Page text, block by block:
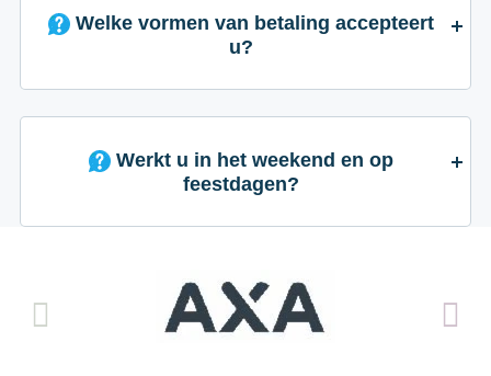
Welke vormen van betaling accepteert
u?
Werkt u in het weekend en op
feestdagen?